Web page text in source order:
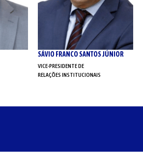
SÁVIO FRANCO SANTOS JÚNIOR
VICE-PRESIDENTE DE
RELAÇÕES INSTITUCIONAIS